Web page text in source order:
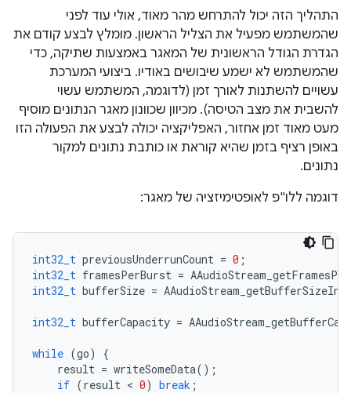
התהליך הזה יכול להתרחש מהר מאוד, אולי עוד לפני
שהמשתמש מפעיל את הצליל הראשון. מומלץ לבצע קודם את
הגדרת הגודל הראשונית של המאגר באמצעות שתיקה, כדי
שהמשתמש לא ישמע שיבושים באודיו. ביצועי המערכת
עשויים להשתנות לאורך זמן (לדוגמה, המשתמש עשוי
להשבית את מצב הטיסה). מכיוון שכוונון מאגר הנתונים מוסיף
מעט מאוד זמן אחזור, האפליקציה יכולה לבצע את הפעולה הזו
באופן רציף בזמן שהיא קוראת או כותבת נתונים למקור
נתונים.
דוגמה ללו"פ לאופטימיזציה של מאגר:
int32_t previousUnderrunCount = 0 ;
int32_t framesPerBurst =
int32_t bufferSize =
int32_t bufferCapacity =
while (go)
{
result = writeSomeData();
if (result < 0) break ;